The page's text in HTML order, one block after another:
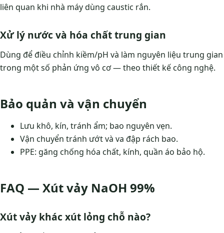
liên quan khi nhà máy dùng caustic rắn.
Xử lý nước và hóa chất trung gian
Dùng để điều chỉnh kiềm/pH và làm nguyên liệu trung gian
trong một số phản ứng vô cơ — theo thiết kế công nghệ.
Bảo quản và vận chuyển
Lưu khô, kín, tránh ẩm; bao nguyên vẹn.
Vận chuyển tránh ướt và va đập rách bao.
PPE: găng chống hóa chất, kính, quần áo bảo hộ.
FAQ — Xút vảy NaOH 99%
Xút vảy khác xút lỏng chỗ nào?